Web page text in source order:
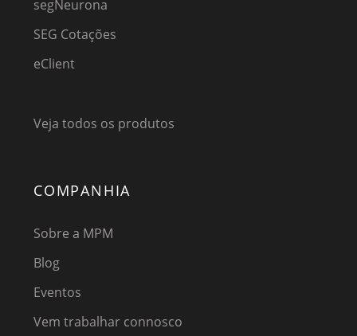
segNeurona
SEG Cotações
eClient
Veja todos os produtos
COMPANHIA
Sobre a MPM
Blog
Eventos
Vem trabalhar connosco